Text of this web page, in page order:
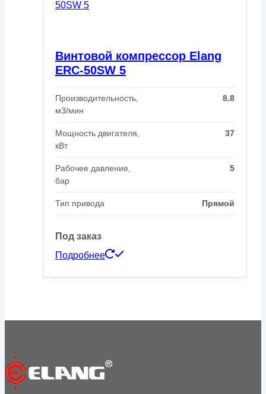
Винтовой компрессор Elang
ERC-50SW 5
Производительность,
м3/мин
8.8
Мощность двигателя,
кВт
37
Рабочее давление,
бар
5
Тип привода Прямой
Под заказ
Подробнее